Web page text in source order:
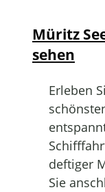
Müritz
sehen
Erleben
deftiger
Sie